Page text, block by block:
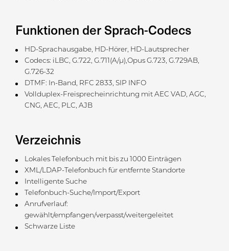
Funktionen der Sprach-Codecs
HD-Sprachausgabe, HD-Hörer, HD-Lautsprecher
Codecs: iLBC, G.722, G.711(A/μ),Opus G.723, G.729AB,
G.726-32
DTMF: In-Band, RFC 2833, SIP INFO
Vollduplex-Freisprecheinrichtung mit AEC VAD, AGC,
CNG, AEC, PLC, AJB
Verzeichnis
Lokales Telefonbuch mit bis zu 1000 Einträgen
XML/LDAP-Telefonbuch für entfernte Standorte
Intelligente Suche
Telefonbuch-Suche/Import/Export
Anrufverlauf:
gewählt/empfangen/verpasst/weitergeleitet
Schwarze Liste